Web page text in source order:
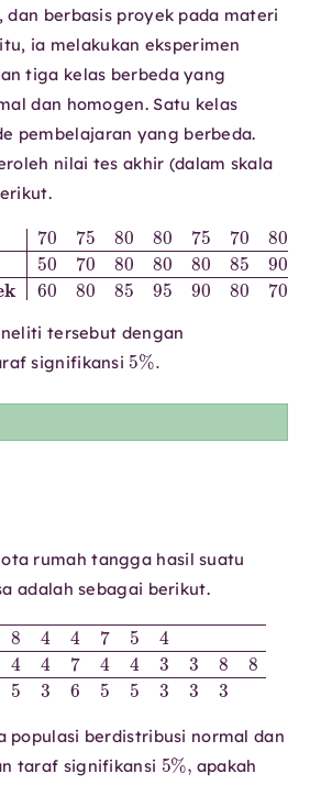
dan berbasis proyek pada materi
ia melakukan eksperimen
tiga kelas berbeda yang
dan homogen. Satu kelas
pembelajaran yang berbeda.
nilai tes akhir (dalam skala
8075 7080 60 5070 Diskusi 50
8590 7070 80
8085 9590 80 7070 6585
tersebut dengan
signifikansi
5%.
rumah tangga hasil suatu
adalah sebagai berikut.
754Desa B4447443388
Desa C753655333
populasi berdistribusi normal dan
taraf signifikansi
5%
apakah